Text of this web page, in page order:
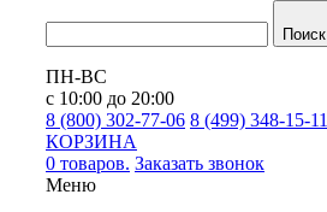
Поиск
ПН-ВС
с 10:00 до 20:00
8 (800) 302-77-06 8 (499) 348-15-11
КОРЗИНА
0 товаров. Заказать звонок
Меню